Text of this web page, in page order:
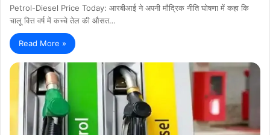
Petrol-Diesel Price Today: आरबीआई ने अपनी मौद्रिक नीति घोषणा में कहा कि
चालू वित्त वर्ष में कच्चे तेल की औसत…
Read More »